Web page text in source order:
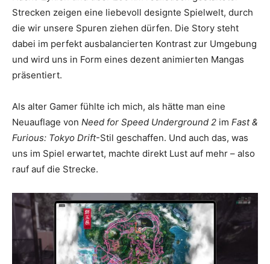
Strecken zeigen eine liebevoll designte Spielwelt, durch
die wir unsere Spuren ziehen dürfen. Die Story steht
dabei im perfekt ausbalancierten Kontrast zur Umgebung
und wird uns in Form eines dezent animierten Mangas
präsentiert.
Als alter Gamer fühlte ich mich, als hätte man eine
Neuauflage von Need for Speed Underground 2 im Fast &
Furious: Tokyo Drift-Stil geschaffen. Und auch das, was
uns im Spiel erwartet, machte direkt Lust auf mehr – also
rauf auf die Strecke.